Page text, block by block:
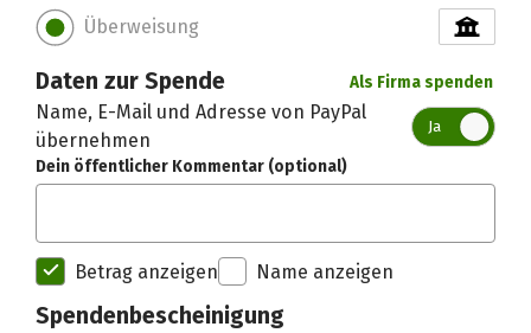
Überweisung
Daten zur Spende Als Firma spenden
Name, E-Mail und Adresse von PayPal
übernehmen
Ja
Dein öffentlicher Kommentar (optional)
Betrag anzeigen Name anzeigen
Spendenbescheinigung